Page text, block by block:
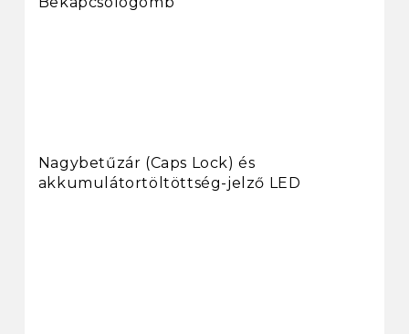
Nagybetűzár (Caps Lock) és
akkumulátortöltöttség-jelző LED